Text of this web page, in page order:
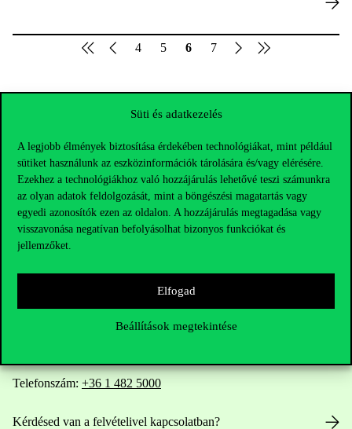
Süti és adatkezelés
A legjobb élmények biztosítása érdekében technológiákat, mint például
sütiket használunk az eszközinformációk tárolására és/vagy elérésére.
Ezekhez a technológiákhoz való hozzájárulás lehetővé teszi számunkra
az olyan adatok feldolgozását, mint a böngészési magatartás vagy
egyedi azonosítók ezen az oldalon. A hozzájárulás megtagadása vagy
visszavonása negatívan befolyásolhat bizonyos funkciókat és
jellemzőket.
Elfogad
Beállítások megtekintése
4 5 6 7
Telefonszám: +36 1 482 5000
Kérdésed van a felvételivel kapcsolatban?